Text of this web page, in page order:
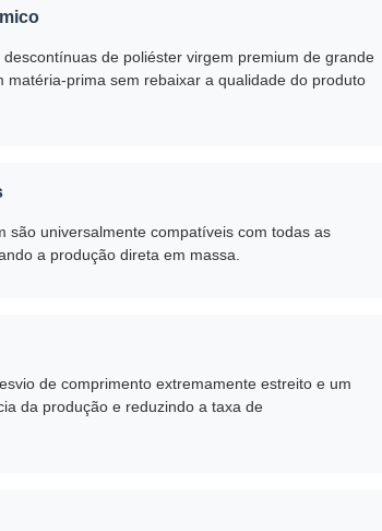
de poliéster virgem premium de grande
prima sem rebaixar a qualidade do produto
universalmente compatíveis com todas as
a produção direta em massa.
de comprimento extremamente estreito e um
da produção e reduzindo a taxa de